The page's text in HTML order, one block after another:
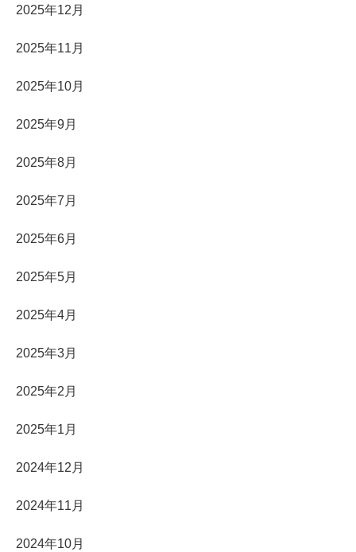
2025年12月
2025年11月
2025年10月
2025年9月
2025年8月
2025年7月
2025年6月
2025年5月
2025年4月
2025年3月
2025年2月
2025年1月
2024年12月
2024年11月
2024年10月